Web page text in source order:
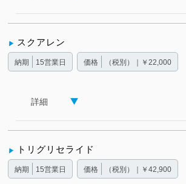
スクアレン
納期 15営業日 価格 （税別）｜￥22,000
詳細
トリグリセライド
納期 15営業日 価格 （税別）｜￥42,900